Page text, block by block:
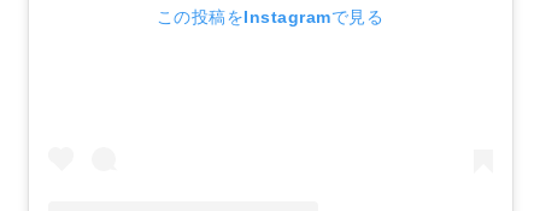
この投稿をInstagramで見る